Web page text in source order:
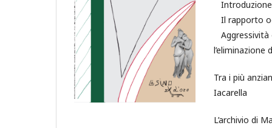
Il rapporto
Aggressività
l’eliminazione
Tra i più
Iacarella
L’archivio di